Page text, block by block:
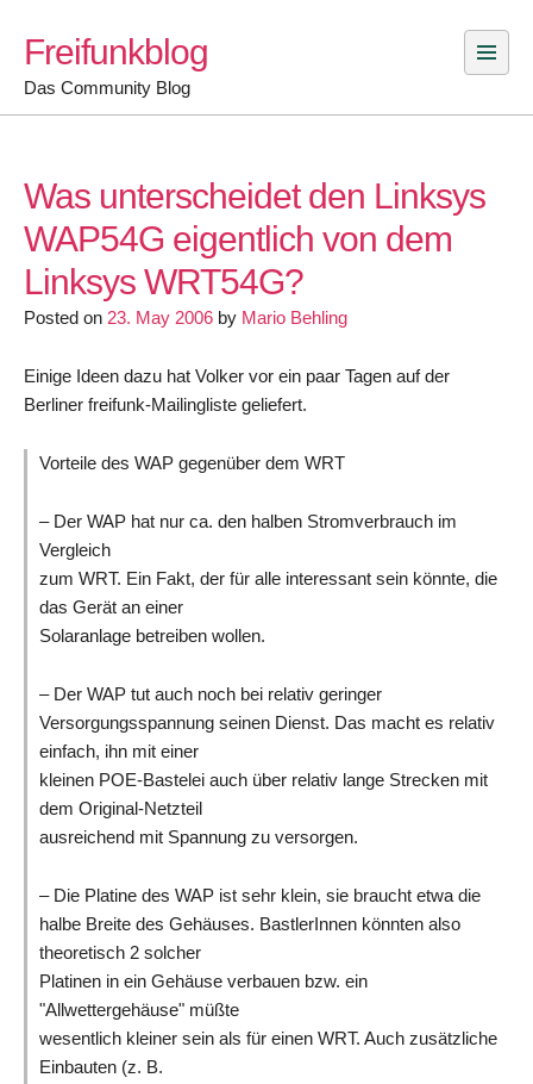
content
Freifunkblog
Das Community Blog
Was unterscheidet den Linksys
WAP54G eigentlich von dem
Linksys WRT54G?
Posted on 23. May 2006 by Mario Behling
Einige Ideen dazu hat Volker vor ein paar Tagen auf der
Berliner freifunk-Mailingliste geliefert.
Vorteile des WAP gegenüber dem WRT
– Der WAP hat nur ca. den halben Stromverbrauch im
Vergleich
zum WRT. Ein Fakt, der für alle interessant sein könnte, die
das Gerät an einer
Solaranlage betreiben wollen.
– Der WAP tut auch noch bei relativ geringer
Versorgungsspannung seinen Dienst. Das macht es relativ
einfach, ihn mit einer
kleinen POE-Bastelei auch über relativ lange Strecken mit
dem Original-Netzteil
ausreichend mit Spannung zu versorgen.
– Die Platine des WAP ist sehr klein, sie braucht etwa die
halbe Breite des Gehäuses. BastlerInnen könnten also
theoretisch 2 solcher
Platinen in ein Gehäuse verbauen bzw. ein
"Allwettergehäuse" müßte
wesentlich kleiner sein als für einen WRT. Auch zusätzliche
Einbauten (z. B.